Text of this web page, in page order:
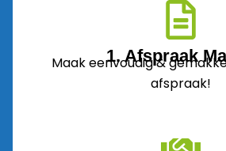
1. Afspraak
Maak eenvoudig &
afspraak!